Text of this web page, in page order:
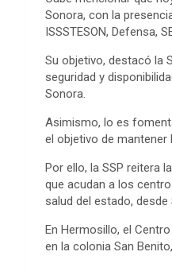
Sonora, con la
ISSSTESON, Defensa,
Su objetivo, destacó la
seguridad y
Sonora.
Asimismo, lo es
el objetivo de
Por ello, la SSP reitera
que acudan a los
salud del estado,
En Hermosillo, el
en la colonia San